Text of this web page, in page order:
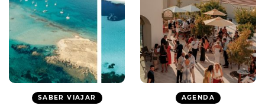
SABER VIAJAR AGENDA